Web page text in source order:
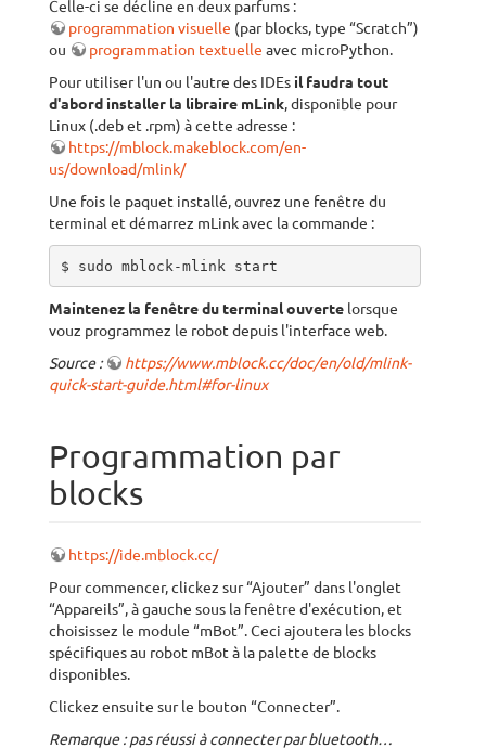
Celle-ci se décline en deux parfums :
programmation visuelle (par blocks, type “Scratch”)
ou
programmation textuelle avec microPython.
Pour utiliser l'un ou l'autre des IDEs il faudra tout
d'abord installer la libraire mLink, disponible pour
Linux (.deb et .rpm) à cette adresse :
https://mblock.makeblock.com/en-
us/download/mlink/
Une fois le paquet installé, ouvrez une fenêtre du
terminal et démarrez mLink avec la commande :
$ sudo mblock-mlink start
Maintenez la fenêtre du terminal ouverte lorsque
vouz programmez le robot depuis l'interface web.
Source :
https://www.mblock.cc/doc/en/old/mlink-
quick-start-guide.html#for-linux
Programmation par
blocks
https://ide.mblock.cc/
Pour commencer, clickez sur “Ajouter” dans l'onglet
“Appareils”, à gauche sous la fenêtre d'exécution, et
choisissez le module “mBot”. Ceci ajoutera les blocks
spécifiques au robot mBot à la palette de blocks
disponibles.
Clickez ensuite sur le bouton “Connecter”.
Remarque : pas réussi à connecter par bluetooth…